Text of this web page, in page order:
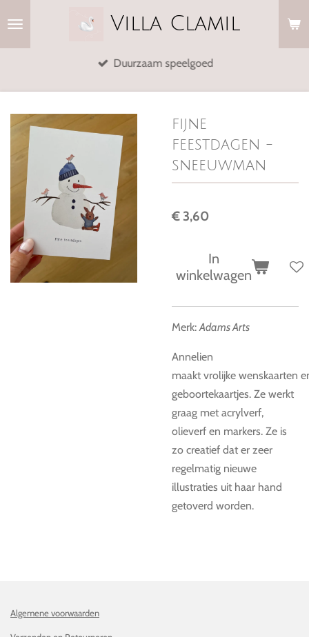
hoofdinhoud
Villa Clamil
Duurzaam speelgoed
fijne
feestdagen -
sneeuwman
€ 3,60
In
winkelwagen
Merk:Adams Arts
Annelien
maakt vrolijke wenskaarten
geboortekaartjes. Ze werkt
graag met acrylverf,
olieverf en markers. Ze is
zo creatief dat er zeer
regelmatig nieuwe
illustraties uit haar hand
getoverd worden.
Algemene voorwaarden